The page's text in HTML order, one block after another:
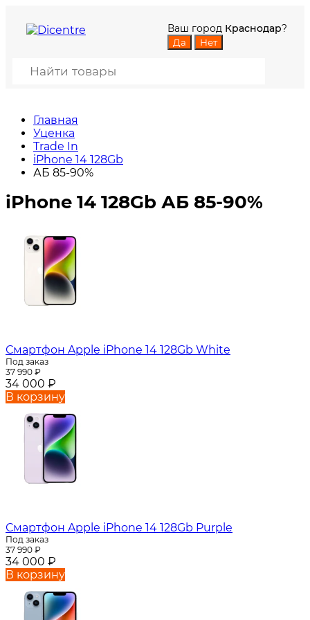
Ваш город Краснодар?
Главная
Уценка
Trade In
iPhone 14 128Gb
АБ 85-90%
iPhone 14 128Gb АБ 85-90%
Смартфон Apple iPhone 14 128Gb White
Под заказ
37 990 ₽
34 000 ₽
В корзину
Смартфон Apple iPhone 14 128Gb Purple
Под заказ
37 990 ₽
34 000 ₽
В корзину